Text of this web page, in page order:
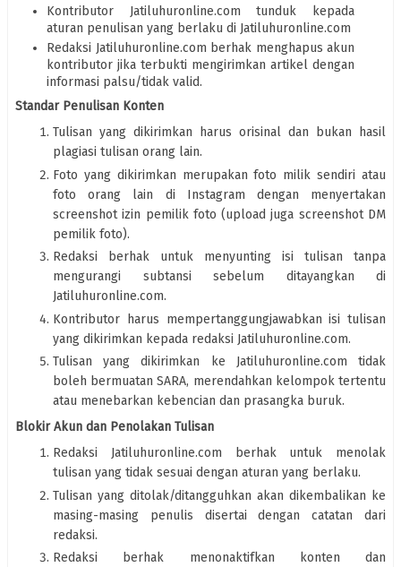
Kontributor Jatiluhuronline.com tunduk kepada
aturan penulisan yang berlaku di Jatiluhuronline.com
Redaksi Jatiluhuronline.com berhak menghapus akun
kontributor jika terbukti mengirimkan artikel dengan
informasi palsu/tidak valid.
Standar Penulisan Konten
Tulisan yang dikirimkan harus orisinal dan bukan hasil
plagiasi tulisan orang lain.
Foto yang dikirimkan merupakan foto milik sendiri atau
foto orang lain di Instagram dengan menyertakan
screenshot izin pemilik foto (upload juga screenshot DM
pemilik foto).
Redaksi berhak untuk menyunting isi tulisan tanpa
mengurangi subtansi sebelum ditayangkan di
Jatiluhuronline.com.
Kontributor harus mempertanggungjawabkan isi tulisan
yang dikirimkan kepada redaksi Jatiluhuronline.com.
Tulisan yang dikirimkan ke Jatiluhuronline.com tidak
boleh bermuatan SARA, merendahkan kelompok tertentu
atau menebarkan kebencian dan prasangka buruk.
Blokir Akun dan Penolakan Tulisan
Redaksi Jatiluhuronline.com berhak untuk menolak
tulisan yang tidak sesuai dengan aturan yang berlaku.
Tulisan yang ditolak/ditangguhkan akan dikembalikan ke
masing-masing penulis disertai dengan catatan dari
redaksi.
Redaksi berhak menonaktifkan konten dan